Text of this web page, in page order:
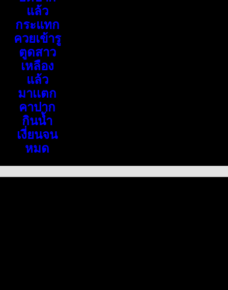
แล้ว
กระแทก
ควยเข้ารู
ตูดสาว
เหลือง
แล้ว
มาเเตก
คาปาก
กินน้ำ
เงี่ยนจน
หมด